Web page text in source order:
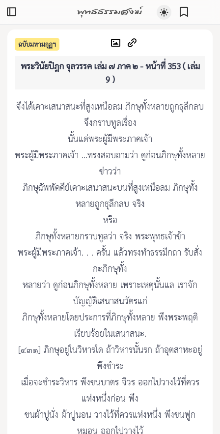
พุทธธรรมสงฆ์
ฉบับมหามกุฏฯ
พระวินัยปิฎก จุลวรรค เล่ม ๗ ภาค ๒ - หน้าที่ 353 ( เล่ม
9 )
จึงได้เคาะเสนาสนะที่สูงเหนือลม ภิกษุทั้งหลายถูกธุลีกลบ
จึงกราบทูลเรื่อง
นั้นแด่พระผู้มีพระภาคเจ้า
พระผู้มีพระภาคเจ้า ...ทรงสอบถามว่า ดูก่อนภิกษุทั้งหลาย
ข่าวว่า
ภิกษุฉัพพัคคีย์เคาะเสนาสนะบนที่สูงเหนือลม ภิกษุทั้ง
หลายถูกธุลีกลบ จริง
หรือ
ภิกษุทั้งหลายกราบทูลว่า จริง พระพุทธเจ้าข้า
พระผู้มีพระภาคเจ้า. . . ครั้น แล้วทรงทำธรรมีกถา รับสั่ง
กะภิกษุทั้ง
หลายว่า ดูก่อนภิกษุทั้งหลาย เพราะเหตุนั้นแล เราจัก
บัญญัติเสนาสนวัตรแก่
ภิกษุทั้งหลายโดยประการที่ภิกษุทั้งหลาย พึงพระพฤติ
เรียบร้อยในเสนาสนะ.
[๔๓๑] ภิกษุอยู่ในวิหารใด ถ้าวิหารนั้นรก ถ้าอุตสาหะอยู่
พึงชำระ
เมื่อจะชำระวิหาร พึงขนบาตร จีวร ออกไปวางไว้ที่ควร
แห่งหนึ่งก่อน พึง
ขนผ้าปูนั่ง ผ้าปูนอน วางไว้ที่ควรแห่งหนึ่ง พึงขนฟูก